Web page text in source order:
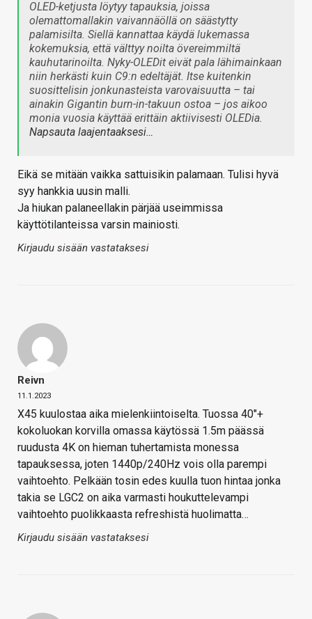
OLED-ketjusta löytyy tapauksia, joissa
olemattomallakin vaivannäöllä on säästytty
palamisilta. Siellä kannattaa käydä lukemassa
kokemuksia, että välttyy noilta övereimmiltä
kauhutarinoilta. Nyky-OLEDit eivät pala lähimainkaan
niin herkästi kuin C9:n edeltäjät. Itse kuitenkin
suosittelisin jonkunasteista varovaisuutta – tai
ainakin Gigantin burn-in-takuun ostoa – jos aikoo
monia vuosia käyttää erittäin aktiivisesti OLEDia.
Napsauta laajentaaksesi…
Eikä se mitään vaikka sattuisikin palamaan. Tulisi hyvä
syy hankkia uusin malli.
Ja hiukan palaneellakin pärjää useimmissa
käyttötilanteissa varsin mainiosti.
Kirjaudu sisään vastataksesi
Reivn
11.1.2023
X45 kuulostaa aika mielenkiintoiselta. Tuossa 40″+
kokoluokan korvilla omassa käytössä 1.5m päässä
ruudusta 4K on hieman tuhertamista monessa
tapauksessa, joten 1440p/240Hz vois olla parempi
vaihtoehto. Pelkään tosin edes kuulla tuon hintaa jonka
takia se LGC2 on aika varmasti houkuttelevampi
vaihtoehto puolikkaasta refreshistä huolimatta…
Kirjaudu sisään vastataksesi